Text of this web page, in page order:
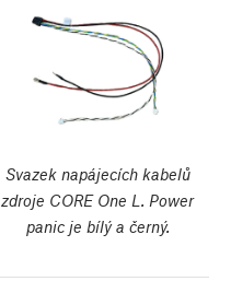
Svazek napájecích kabelů
zdroje CORE One L. Power
panic je bílý a černý.